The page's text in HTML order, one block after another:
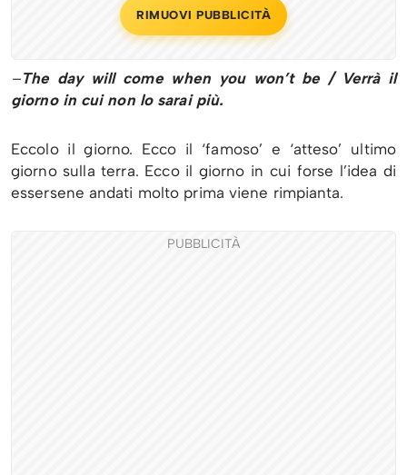
RIMUOVI PUBBLICITÀ
–The day will come when you won’t be / Verrà il
giorno in cui non lo sarai più.
Eccolo il giorno. Ecco il ‘famoso’ e ‘atteso’ ultimo
giorno sulla terra. Ecco il giorno in cui forse l’idea di
essersene andati molto prima viene rimpianta.
PUBBLICITÀ